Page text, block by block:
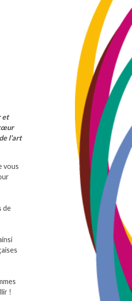
et
l’art
vous
de
!